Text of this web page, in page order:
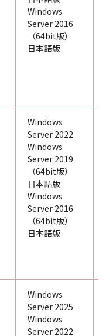
Windows
Server 2016
（64bit版）
日本語版
Windows
Server 2022
Windows
Server 2019
（64bit版）
日本語版
Windows
Server 2016
（64bit版）
日本語版
Windows
Server 2025
Windows
Server 2022